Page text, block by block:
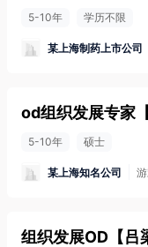
5-10年 学历不限
某上海制药上市公司
od组织发展专家
5-10年 硕士
某上海知名公司
组织发展OD 【吕